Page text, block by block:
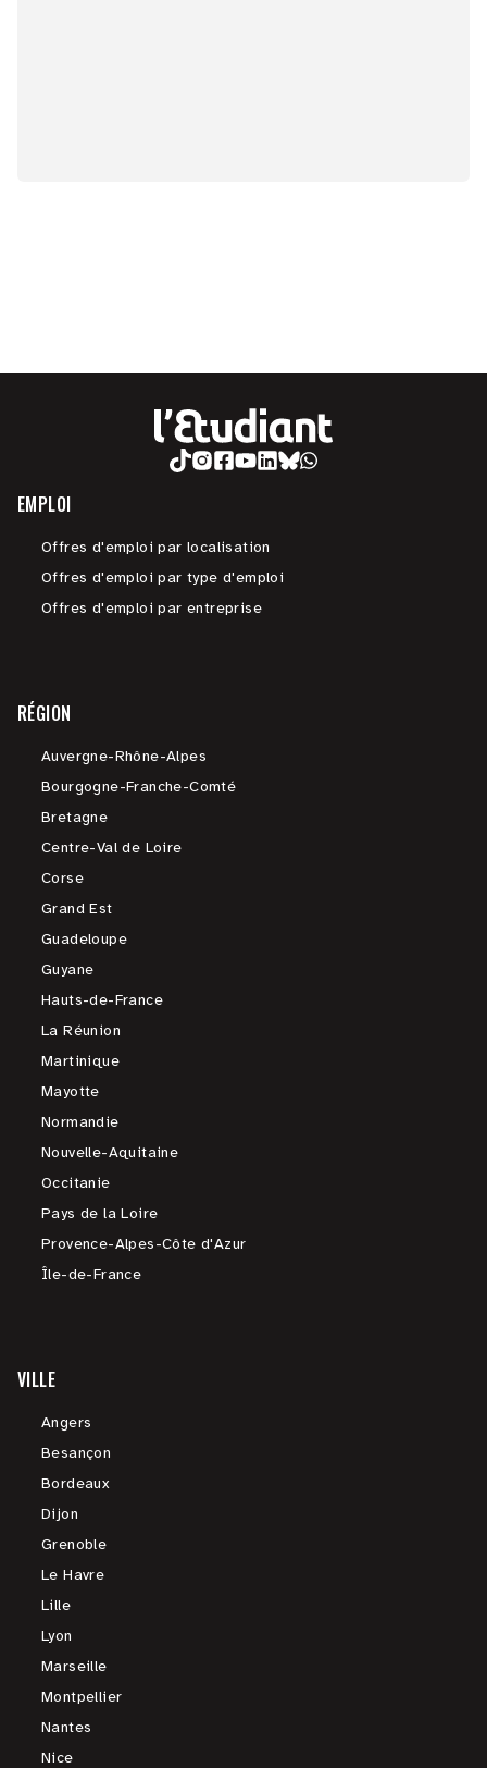
EMPLOI
Offres d'emploi par localisation
Offres d'emploi par type d'emploi
Offres d'emploi par entreprise
RÉGION
Auvergne-Rhône-Alpes
Bourgogne-Franche-Comté
Bretagne
Centre-Val de Loire
Corse
Grand Est
Guadeloupe
Guyane
Hauts-de-France
La Réunion
Martinique
Mayotte
Normandie
Nouvelle-Aquitaine
Occitanie
Pays de la Loire
Provence-Alpes-Côte d'Azur
Île-de-France
VILLE
Angers
Besançon
Bordeaux
Dijon
Grenoble
Le Havre
Lille
Lyon
Marseille
Montpellier
Nantes
Nice